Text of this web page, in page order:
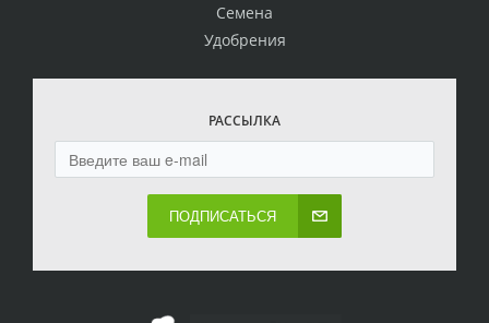
Семена
Удобрения
РАССЫЛКА
ПОДПИСАТЬСЯ